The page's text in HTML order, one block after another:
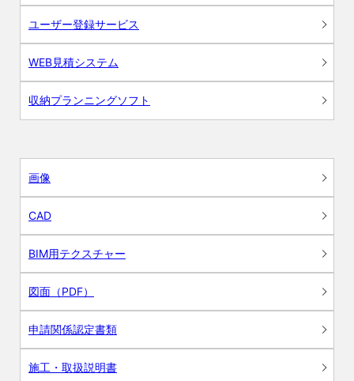
ユーザー登録サービス
WEB見積システム
収納プランニングソフト
画像
CAD
BIM用テクスチャー
図面（PDF）
申請関係認定書類
施工・取扱説明書